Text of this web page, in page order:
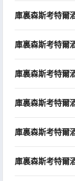
庫裏森斯考特爾
庫裏森斯考特爾
庫裏森斯考特爾
庫裏森斯考特爾
庫裏森斯考特爾
庫裏森斯考特爾